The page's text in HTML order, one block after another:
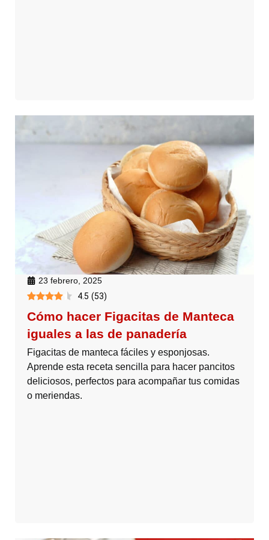
23 febrero, 2025
4.5 (53)
Cómo hacer Figacitas de Manteca
iguales a las de panadería
Figacitas de manteca fáciles y esponjosas.
Aprende esta receta sencilla para hacer pancitos
deliciosos, perfectos para acompañar tus comidas
o meriendas.